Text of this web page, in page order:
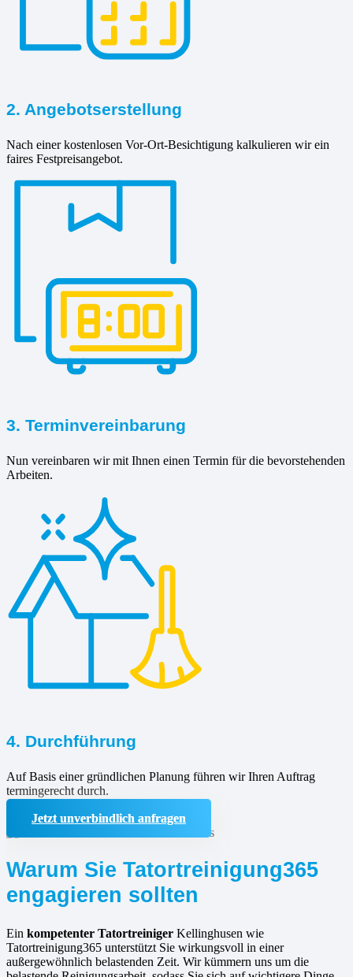
2. Angebotserstellung
Nach einer kostenlosen Vor-Ort-Besichtigung kalkulieren wir ein
faires Festpreisangebot.
3. Terminvereinbarung
Nun vereinbaren wir mit Ihnen einen Termin für die bevorstehenden
Arbeiten.
4. Durchführung
Auf Basis einer gründlichen Planung führen wir Ihren Auftrag
termingerecht durch.
Jetzt unverbindlich anfragen
Warum Sie Tatortreinigung365
engagieren sollten
Ein kompetenter Tatortreiniger Kellinghusen wie
Tatortreinigung365 unterstützt Sie wirkungsvoll in einer
außergewöhnlich belastenden Zeit. Wir kümmern uns um die